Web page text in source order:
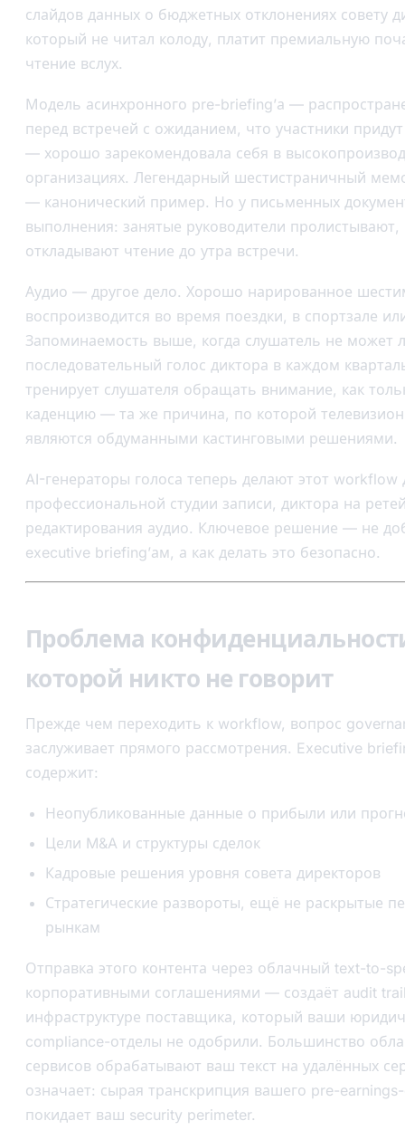
слайдов данных о бюджетных отклонениях совету
который не читал колоду, платит премиальную
чтение вслух.
Модель асинхронного pre-briefing’а —
перед встречей с ожиданием, что участники
— хорошо зарекомендовала себя в
организациях. Легендарный шестистраничный
— канонический пример. Но у письменных
выполнения: занятые руководители
откладывают чтение до утра встречи.
Аудио — другое дело. Хорошо нарированное
воспроизводится во время поездки, в спортзале
Запоминаемость выше, когда слушатель не может
последовательный голос диктора в каждом
тренирует слушателя обращать внимание, как
каденцию — та же причина, по которой
являются обдуманными кастинговыми решениями.
AI-генераторы голоса теперь делают этот workflow
профессиональной студии записи, диктора на
редактирования аудио. Ключевое решение — не
executive briefing’ам, а как делать это безопасно.
Проблема
которой никто не говорит
Прежде чем переходить к workflow, вопрос
заслуживает прямого рассмотрения. Executive
содержит:
Неопубликованные данные о прибыли или
Цели M&A и структуры сделок
Кадровые решения уровня совета директоров
Стратегические развороты, ещё не раскрытые
рынкам
Отправка этого контента через облачный text-to-
корпоративными соглашениями — создаёт audit
инфраструктуре поставщика, который ваши
compliance-отделы не одобрили. Большинство
сервисов обрабатывают ваш текст на удалённых
означает: сырая транскрипция вашего pre-
покидает ваш security perimeter.